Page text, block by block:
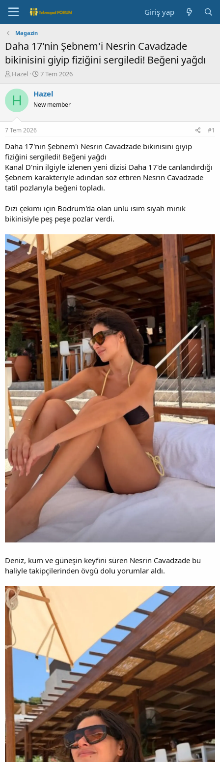
Giriş yap
Magazin
Daha 17'nin Şebnem'i Nesrin Cavadzade
bikinisini giyip fiziğini sergiledi! Beğeni yağdı
K
n
b
u
u
b
a
ş
l
a
t
a
Hazel
B
ş
a
ç
a
r
i
h
7 Tem 2026
H Hazel
New member
7 Tem 2026 #1
Daha 17'nin Şebnem'i Nesrin Cavadzade bikinisini giyip
fiziğini sergiledi! Beğeni yağdı
Kanal D'nin ilgiyle izlenen yeni dizisi Daha 17'de canlandırdığı
Şebnem karakteriyle adından söz ettiren Nesrin Cavadzade
tatil pozlarıyla beğeni topladı.
Dizi çekimi için Bodrum'da olan ünlü isim siyah minik
bikinisiyle peş peşe pozlar verdi.
Deniz, kum ve güneşin keyfini süren Nesrin Cavadzade bu
haliyle takipçilerinden övgü dolu yorumlar aldı.